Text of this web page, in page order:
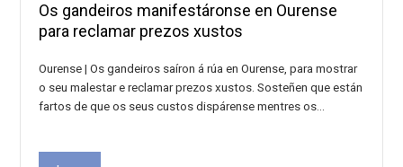
Os gandeiros manifestáronse en Ourense
para reclamar prezos xustos
Ourense | Os gandeiros saíron á rúa en Ourense, para mostrar
o seu malestar e reclamar prezos xustos. Sosteñen que están
fartos de que os seus custos dispárense mentres os…